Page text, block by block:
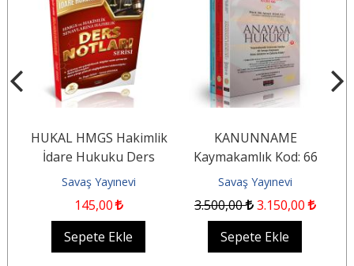
HUKAL HMGS Hakimlik
İdare Hukuku Ders
Notları
Savaş Yayınevi
145,00
Sepete Ekle
KANUNNAME
Kaymakamlık Kod: 66
Savaş Yayınevi
3.500,00 3.150,00
Sepete Ekle